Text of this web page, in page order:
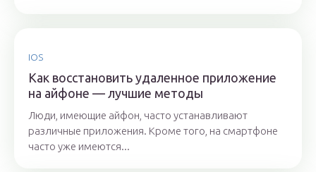
IOS
Как восстановить удаленное приложение
на айфоне — лучшие методы
Люди, имеющие айфон, часто устанавливают
различные приложения. Кроме того, на смартфоне
часто уже имеются...